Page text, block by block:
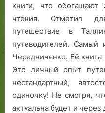
книги, что обогащают
чтения. Отметил
путешествие в
путеводителей.
Чередниченко. Её книга
Это личный опыт
нестандартный,
одиночку! Не смотря,
актуальна будет и через